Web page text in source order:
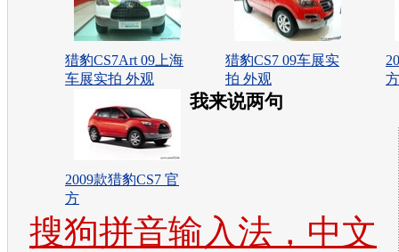
猎豹CS7Art 09上海
车展实拍 外观
猎豹CS7 09车展实
拍 外观
方
2009款猎豹CS7 官
方
我来说两句
搜狗拼音输入法，中文